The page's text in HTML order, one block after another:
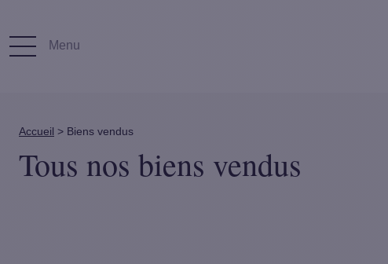
Menu
Accueil > Biens vendus
Tous nos biens vendus